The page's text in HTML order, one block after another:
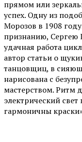
прямом или
успех. Одну из
Морозов в 1908
признанию, Сергею
удачная работа
автор статьи о
танцовщиц, в
нарисована с
мастерством. Ритм
электрический
гармоничны